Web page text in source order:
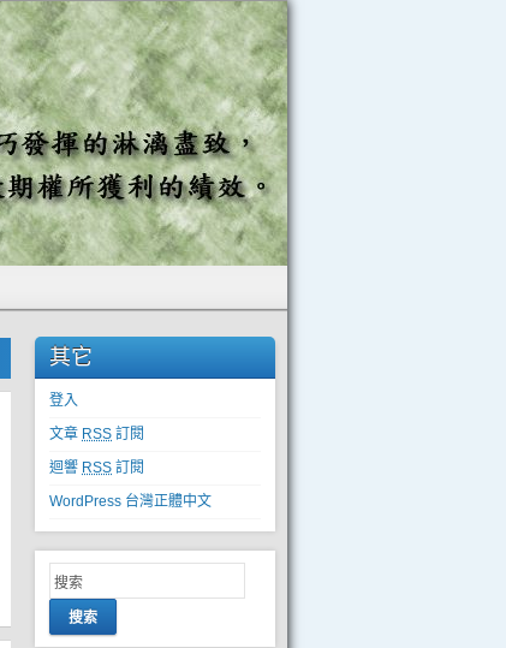
其它
登入
文章 RSS 訂閱
迴響 RSS 訂閱
WordPress 台灣正體中文
搜索